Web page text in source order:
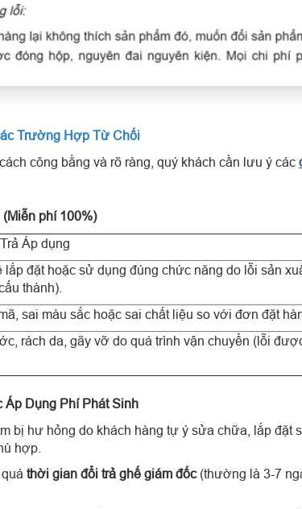
Trường Hợp Từ Chối
công bằng và rõ ràng, quý khách cần lưu ý các
phí 100%)
Áp dụng
lắp đặt hoặc sử dụng đúng chức năng do lỗi sản
thành).
sai màu sắc hoặc sai chất liệu so với đơn đặt
rách da, gãy vỡ do quá trình vận chuyển (lỗi
Dụng Phí Phát Sinh
bị hư hỏng do khách hàng tự ý sửa chữa, lắp đặt
hợp.
thời gian đổi trả ghế giám đốc(thường là 3-7